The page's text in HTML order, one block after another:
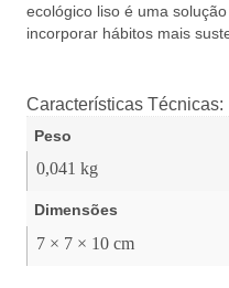
ecológico liso é uma
incorporar hábitos mais
Características Técnicas:
Peso
0,041 kg
Dimensões
7 × 7 × 10 cm